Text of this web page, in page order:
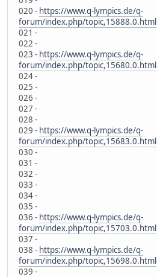
020 - https://www.q-lympics.de/q-
forum/index.php/topic,15888.0.html
021 -
022 -
023 - https://www.q-lympics.de/q-
forum/index.php/topic,15680.0.html
024 -
025 -
026 -
027 -
028 -
029 - https://www.q-lympics.de/q-
forum/index.php/topic,15683.0.html
030 -
031 -
032 -
033 -
034 -
035 -
036 - https://www.q-lympics.de/q-
forum/index.php/topic,15703.0.html
037 -
038 - https://www.q-lympics.de/q-
forum/index.php/topic,15698.0.html
039 -